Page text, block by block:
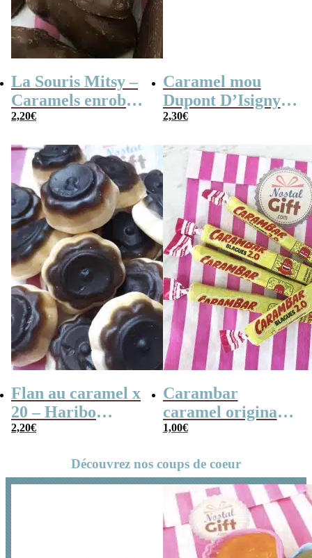
La Souris Mitsy –
Caramels enrobés
de chocolat au lait
2,20€
Caramel mou
Dupont D’Isigny
saveur noisette
2,30€
Flan au caramel x
20 – Haribo
2,20€
Carambar
caramel original
x5
1,00€
Découvrez nos coups de coeur